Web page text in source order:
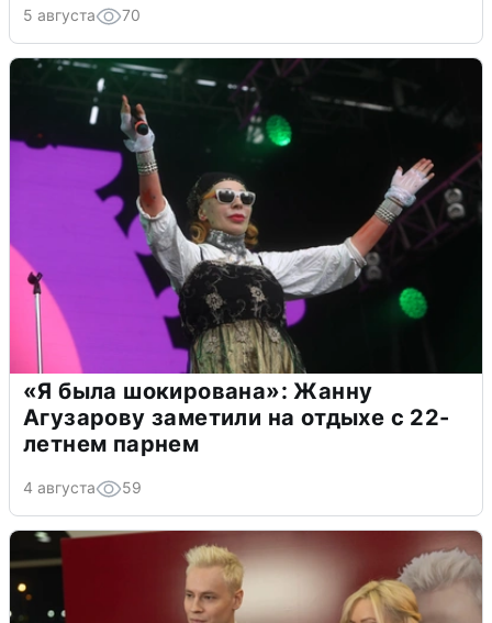
5 августа 70
«Я была шокирована»: Жанну
Агузарову заметили на отдыхе с 22-
летнем парнем
4 августа 59